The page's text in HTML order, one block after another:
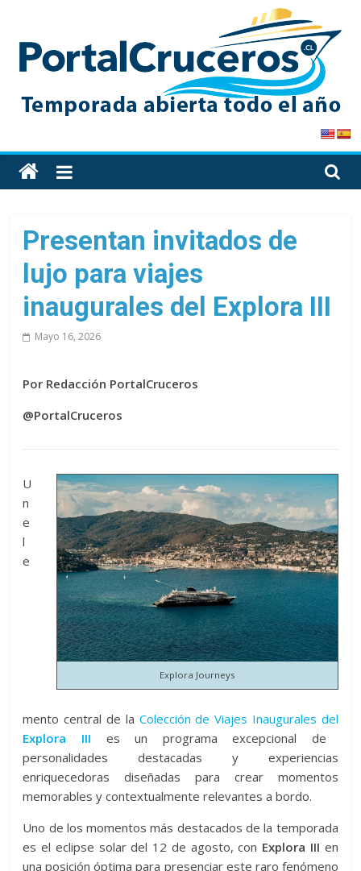
content
PortalCruceros
Toda
la
de
cruceros
un
solo
Presentan invitados de
lujo para viajes
inaugurales del Explora III
Mayo 16, 2026
Por Redacción PortalCruceros
@PortalCruceros
Explora Journeys
U
n
e
l
e
mento central de la Colección de Viajes Inaugurales del
Explora III es un programa excepcional de
personalidades destacadas y experiencias
enriquecedoras diseñadas para crear momentos
memorables y contextualmente relevantes a bordo.
Uno de los momentos más destacados de la temporada
es el eclipse solar del 12 de agosto, con Explora III en
una posición óptima para presenciar este raro fenómeno